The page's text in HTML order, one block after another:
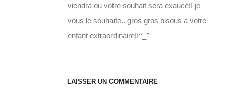
viendra ou votre souhait sera exaucé!! je
vous le souhaite.. gros gros bisous a votre
enfant extraordinaire!!^_^
LAISSER UN COMMENTAIRE